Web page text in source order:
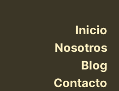
Inicio
Nosotros
Blog
Contacto